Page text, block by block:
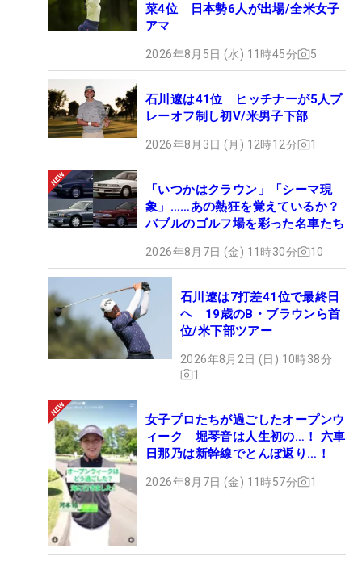
菜4位 日本勢6人が出場/全米女子
アマ
2026年8月5日 (水) 11時45分 5
石川遼は41位 ヒッチナーが5人プ
レーオフ制し初V/米男子下部
2026年8月3日 (月) 12時12分 1
「いつかはクラウン」「シーマ現
象」……あの熱狂を覚えているか？
バブルのゴルフ場を彩った名車たち
2026年8月7日 (金) 11時30分 10
石川遼は7打差41位で最終日
ヘ 19歳のB・ブラウンら首
位/米下部ツアー
2026年8月2日 (日) 10時38分
1
女子プロたちが過ごしたオープンウ
ィーク 堀琴音は人生初の…！ 六車
日那乃は新幹線でとんぼ返り…！
2026年8月7日 (金) 11時57分 1